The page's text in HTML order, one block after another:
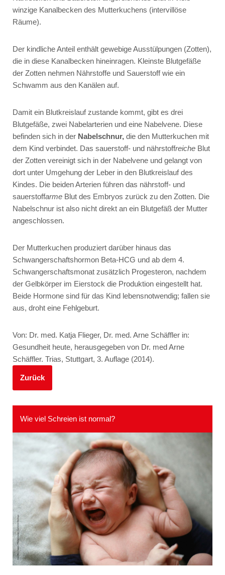
winzige Kanalbecken des Mutterkuchens (intervillöse
Räume).
Der kindliche Anteil enthält gewebige Ausstülpungen (Zotten),
die in diese Kanalbecken hineinragen. Kleinste Blutgefäße
der Zotten nehmen Nährstoffe und Sauerstoff wie ein
Schwamm aus den Kanälen auf.
Damit ein Blutkreislauf zustande kommt, gibt es drei
Blutgefäße, zwei Nabelarterien und eine Nabelvene. Diese
befinden sich in der Nabelschnur, die den Mutterkuchen mit
dem Kind verbindet. Das sauerstoff- und nährstoffreiche Blut
der Zotten vereinigt sich in der Nabelvene und gelangt von
dort unter Umgehung der Leber in den Blutkreislauf des
Kindes. Die beiden Arterien führen das nährstoff- und
sauerstoffarme Blut des Embryos zurück zu den Zotten. Die
Nabelschnur ist also nicht direkt an ein Blutgefäß der Mutter
angeschlossen.
Der Mutterkuchen produziert darüber hinaus das
Schwangerschaftshormon Beta-HCG und ab dem 4.
Schwangerschaftsmonat zusätzlich Progesteron, nachdem
der Gelbkörper im Eierstock die Produktion eingestellt hat.
Beide Hormone sind für das Kind lebensnotwendig; fallen sie
aus, droht eine Fehlgeburt.
Von: Dr. med. Katja Flieger, Dr. med. Arne Schäffler in:
Gesundheit heute, herausgegeben von Dr. med Arne
Schäffler. Trias, Stuttgart, 3. Auflage (2014).
Zurück
Wie viel Schreien ist normal?